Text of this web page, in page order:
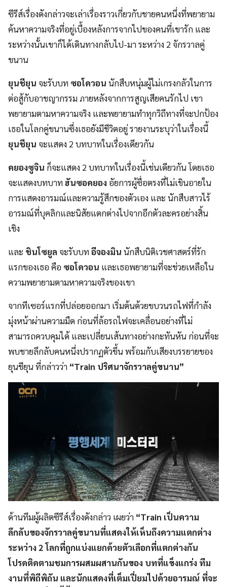
ซีรีส์เรื่องดังกล่าวจะเล่าเรื่องราวเกี่ยวกับชายคนหนึ่งที่พยายาม
ค้นหาความจริงที่อยู่เบื้องหลังการจากไปของคนที่เขารัก และ
ระหว่างนั้นเขาก็ได้เดินทางกลับไป-มา ระหว่าง 2 จักรวาลคู่
ขนาน
ยุนชียุน จะรับบท ซอโดวอน นักสืบหนุ่มผู้ไม่เกรงกลัวในการ
ต่อสู้กับอาชญากรรม ภายหลังจากการสูญเสียคนรักไป เขา
พยายามตามหาความจริง และพยายามทำทุกวิถีทางที่จะปกป้อง
เธอในโลกคู่ขนานซึ่งเธอยังมีชีวิตอยู่ รายงานระบุว่าในเรื่องนี้
ยุนชียุน จะแสดง 2 บทบาทในเรื่องเดียวกัน
คยองซูจิน ก็จะแสดง 2 บทบาทในเรื่องนี้เช่นเดียวกัน โดยเธอ
จะแสดงบทบาทฮันซอคยอง อัยการผู้ซื่อตรงที่ไม่เขินอายใน
การแสดงอารมณ์และความรู้สึกของตัวเอง และ นักสืบสาวไร้
อารมณ์ที่บุคลิกและนิสัยแตกต่างไปจากอีกตัวละครอย่างสิ้น
เชิง
และ ชินโซยูล จะรับบทอีจองมิน นักสืบนิติเวชศาสตร์ที่รัก
แรกของเธอ คือ ซอโดวอน และเธอพยายามที่จะช่วยเหลือใน
ความพยายามตามหาความจริงของเขา
จากทีเซอร์แรกที่ปล่อยออกมา เริ่มต้นด้วยขบวนรถไฟที่กำลัง
มุ่งหน้าผ่านความมืด ก่อนที่ล้อรถไฟจะเคลื่อนอย่างที่ไม่
สามารถควบคุมได้ และเปลี่ยนเส้นทางอย่างกะทันหัน ก่อนที่จะ
พบชายลึกลับคนหนึ่งปรากฏตัวขึ้น พร้อมกับเสียงบรรยายของ
ยุนชียุน ที่กล่าวว่า “Train ปริศนาจักรวาลคู่ขนาน”
ด้านทีมผู้ผลิตซีรีส์เรื่องดังกล่าว เผยว่า “Train เป็นความ
ลึกลับของจักรวาลคู่ขนานที่แสดงให้เห็นถึงความแตกต่าง
ระหว่าง 2 โลกที่ถูกแบ่งแยกด้วยตัวเลือกที่แตกต่างกัน
โปรดติดตามชมการผสมผสานกันของ บทที่แข็งแกร่ง ทีม
งานที่พิถีพิถัน และนักแสดงที่เต็มเปี่ยมไปด้วยอารมณ์ ที่จะ